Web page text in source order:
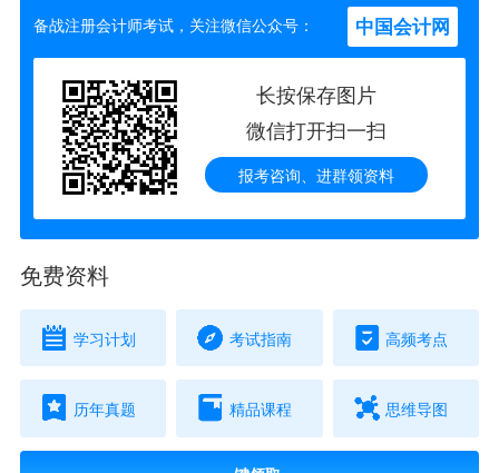
备战注册会计师考试，关注微信公众号： 中国会计网
长按保存图片
微信打开扫一扫
报考咨询、进群领资料
免费资料
学习计划 考试指南 高频考点
历年真题 精品课程 思维导图